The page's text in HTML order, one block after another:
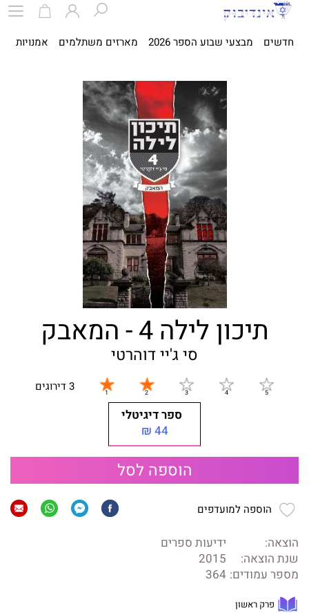
חדשים מבצעי שבוע הספר 2026 מארזים משתלמים אמנויות
תיכון לילה 4 - המאבק
סי ג'יי דוהרטי
3 דירוגים
ספר דיגיטלי
44 ₪
הוספה לסל
הוספה למועדפים
הוצאה:
ידיעות ספרים
שנת הוצאה:
2015
מספר עמודים: 364
פרק ראשון